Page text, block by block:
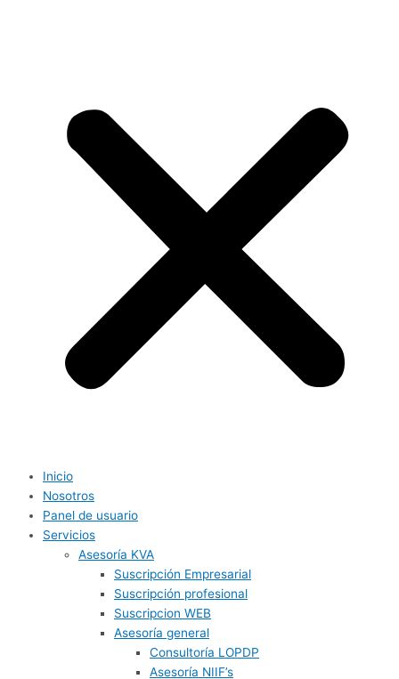
Inicio
Nosotros
Panel de usuario
Servicios
Asesoría KVA
Suscripción Empresarial
Suscripción profesional
Suscripcion WEB
Asesoría general
Consultoría LOPDP
Asesoría NIIF’s